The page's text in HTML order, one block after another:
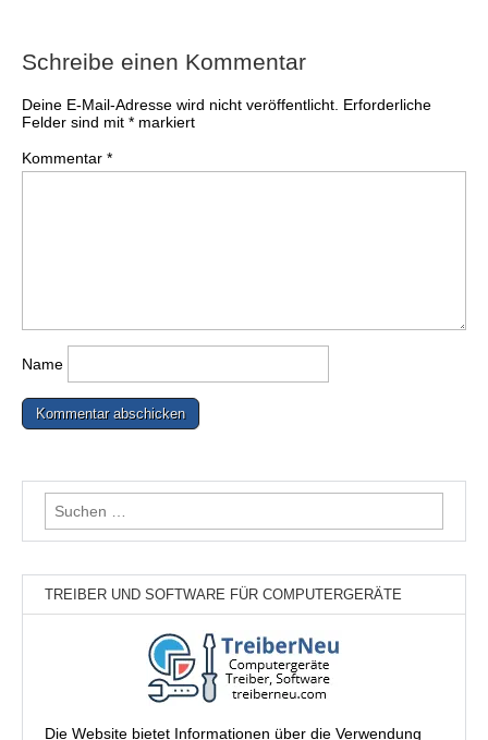
Schreibe einen Kommentar
Deine E-Mail-Adresse wird nicht veröffentlicht. Erforderliche
Felder sind mit * markiert
Kommentar *
Name
Suchen
nach:
TREIBER UND SOFTWARE FÜR COMPUTERGERÄTE
Die Website bietet Informationen über die Verwendung